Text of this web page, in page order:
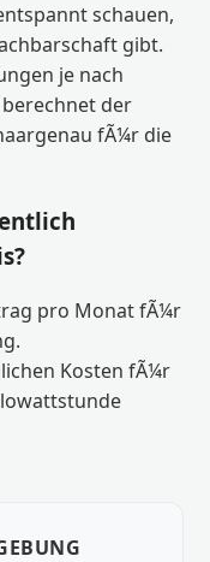
schauen,
gibt.
je nach
der
fÃ¼r die
pro Monat fÃ¼r
Kosten fÃ¼r